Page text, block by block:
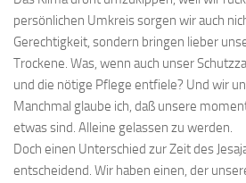
persönlichen Umkreis sorgen wir auch
Gerechtigkeit, sondern bringen lieber
Trockene. Was, wenn auch unser
und die nötige Pflege entfiele? Und wir
Manchmal glaube ich, daß unsere
etwas sind. Alleine gelassen zu werden.
Doch einen Unterschied zur Zeit des
entscheidend. Wir haben einen, der